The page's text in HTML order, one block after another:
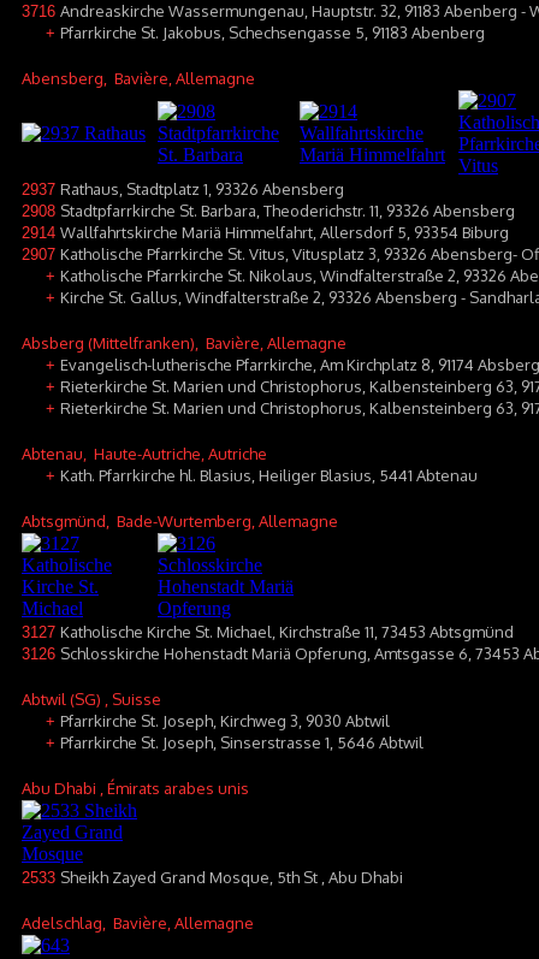
3716 Andreaskirche Wassermungenau, Hauptstr. 32, 91183 Abenberg -
+ Pfarrkirche St. Jakobus, Schechsengasse 5, 91183 Abenberg
Abensberg , Bavière, Allemagne
2937 Rathaus, Stadtplatz 1, 93326 Abensberg
2908 Stadtpfarrkirche St. Barbara, Theoderichstr. 11, 93326 Abensberg
2914 Wallfahrtskirche Mariä Himmelfahrt, Allersdorf 5, 93354 Biburg
2907 Katholische Pfarrkirche St. Vitus, Vitusplatz 3, 93326 Abensberg-
+ Katholische Pfarrkirche St. Nikolaus, Windfalterstraße 2, 93326
+ Kirche St. Gallus, Windfalterstraße 2, 93326 Abensberg -
Absberg (Mittelfranken) , Bavière, Allemagne
+ Evangelisch-lutherische Pfarrkirche, Am Kirchplatz 8, 91174 Absberg
+ Rieterkirche St. Marien und Christophorus, Kalbensteinberg 63,
+ Rieterkirche St. Marien und Christophorus, Kalbensteinberg 63,
Abtenau , Haute-Autriche, Autriche
+ Kath. Pfarrkirche hl. Blasius, Heiliger Blasius, 5441 Abtenau
Abtsgmünd , Bade-Wurtemberg, Allemagne
3127 Katholische Kirche St. Michael, Kirchstraße 11, 73453 Abtsgmünd
3126 Schlosskirche Hohenstadt Mariä Opferung, Amtsgasse 6, 73453
Abtwil (SG) , Suisse
+ Pfarrkirche St. Joseph, Kirchweg 3, 9030 Abtwil
+ Pfarrkirche St. Joseph, Sinserstrasse 1, 5646 Abtwil
Abu Dhabi , Émirats arabes unis
2533 Sheikh Zayed Grand Mosque, 5th St , Abu Dhabi
Adelschlag , Bavière, Allemagne